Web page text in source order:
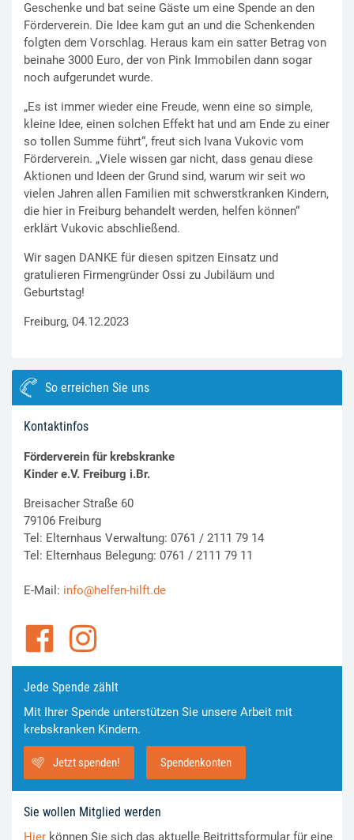
Geschenke und bat seine Gäste um eine Spende an den
Förderverein. Die Idee kam gut an und die Schenkenden
folgten dem Vorschlag. Heraus kam ein satter Betrag von
beinahe 3000 Euro, der von Pink Immobilen dann sogar
noch aufgerundet wurde.
„Es ist immer wieder eine Freude, wenn eine so simple,
kleine Idee, einen solchen Effekt hat und am Ende zu einer
so tollen Summe führt“, freut sich Ivana Vukovic vom
Förderverein. „Viele wissen gar nicht, dass genau diese
Aktionen und Ideen der Grund sind, warum wir seit wo
vielen Jahren allen Familien mit schwerstkranken Kindern,
die hier in Freiburg behandelt werden, helfen können“
erklärt Vukovic abschließend.
Wir sagen DANKE für diesen spitzen Einsatz und
gratulieren Firmengründer Ossi zu Jubiläum und
Geburtstag!
Freiburg, 04.12.2023
So erreichen Sie uns
Kontaktinfos
Förderverein für krebskranke
Kinder e.V. Freiburg i.Br.
Breisacher Straße 60
79106 Freiburg
Tel: Elternhaus Verwaltung: 0761 / 2111 79 14
Tel: Elternhaus Belegung: 0761 / 2111 79 11
E-Mail: info@helfen-hilft.de
Jede Spende zählt
Mit Ihrer Spende unterstützen Sie unsere Arbeit mit
krebskranken Kindern.
Jetzt spenden! Spendenkonten
Sie wollen Mitglied werden
Hier können Sie sich das aktuelle Beitrittsformular für eine